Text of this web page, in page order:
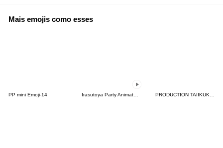
Mais emojis como esses
PP mini Emoji-14